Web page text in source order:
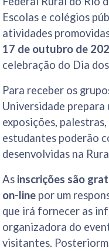
Escolas e colégios
atividades
17 de outubro de
celebração do Dia
Para receber os
Universidade prepara
exposições,
estudantes poderão
desenvolvidas na
As inscrições são
on-line por um
que irá fornecer as
organizadora do
visitantes.